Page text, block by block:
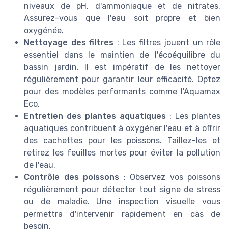
niveaux de pH, d'ammoniaque et de nitrates.
Assurez-vous que l'eau soit propre et bien
oxygénée.
Nettoyage des filtres : Les filtres jouent un rôle
essentiel dans le maintien de l'écoéquilibre du
bassin jardin. Il est impératif de les nettoyer
régulièrement pour garantir leur efficacité. Optez
pour des modèles performants comme l'Aquamax
Eco.
Entretien des plantes aquatiques : Les plantes
aquatiques contribuent à oxygéner l'eau et à offrir
des cachettes pour les poissons. Taillez-les et
retirez les feuilles mortes pour éviter la pollution
de l'eau.
Contrôle des poissons : Observez vos poissons
régulièrement pour détecter tout signe de stress
ou de maladie. Une inspection visuelle vous
permettra d'intervenir rapidement en cas de
besoin.